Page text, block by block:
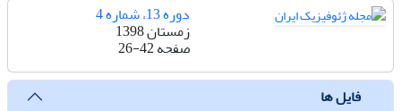
دوره 13، شماره 4
زمستان 1398
صفحه26-42
فایل ها